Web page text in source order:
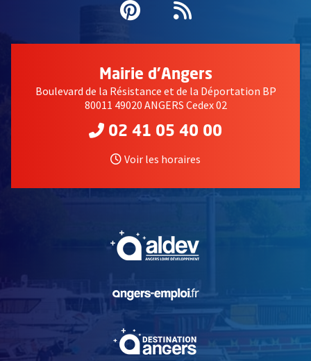
Pinterest
, Ouvre une
Flux RSS
Mairie d'Angers
Boulevard de la Résistance et de la Déportation BP
80011 49020 ANGERS Cedex 02
02 41 05 40 00
Voir les horaires
, Ouvre une nouvelle